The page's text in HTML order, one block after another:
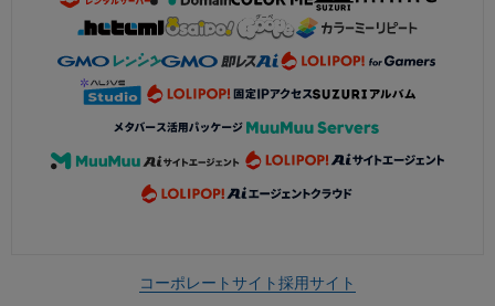
コーポレートサイト採用サイト